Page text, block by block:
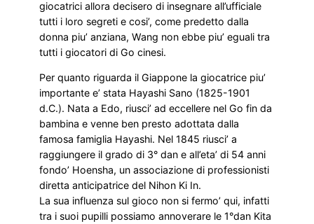
giocatrici allora decisero di insegnare all’ufficiale
tutti i loro segreti e cosi’, come predetto dalla
donna piu’ anziana, Wang non ebbe piu’ eguali tra
tutti i giocatori di Go cinesi.
Per quanto riguarda il Giappone la giocatrice piu’
importante e’ stata Hayashi Sano (1825-1901
d.C.). Nata a Edo, riusci’ ad eccellere nel Go fin da
bambina e venne ben presto adottata dalla
famosa famiglia Hayashi. Nel 1845 riusci’ a
raggiungere il grado di 3° dan e all’eta’ di 54 anni
fondo’ Hoensha, un associazione di professionisti
diretta anticipatrice del Nihon Ki In.
La sua influenza sul gioco non si fermo’ qui, infatti
tra i suoi pupilli possiamo annoverare le 1°dan Kita